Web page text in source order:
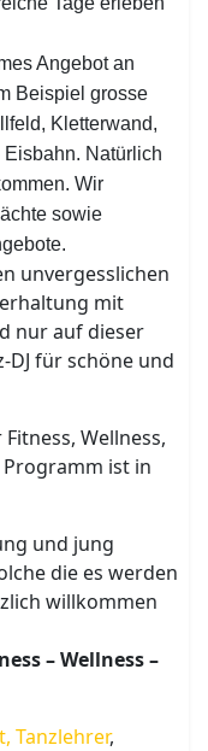
Angebot an
Beispiel grosse
Kletterwand,
Natürlich
Wir
sowie
unvergesslichen
mit
nur auf dieser
DJ für schöne und
Wellness,
Programm ist in
und jung
die es werden
willkommen
– Wellness –
Tanzlehrer,